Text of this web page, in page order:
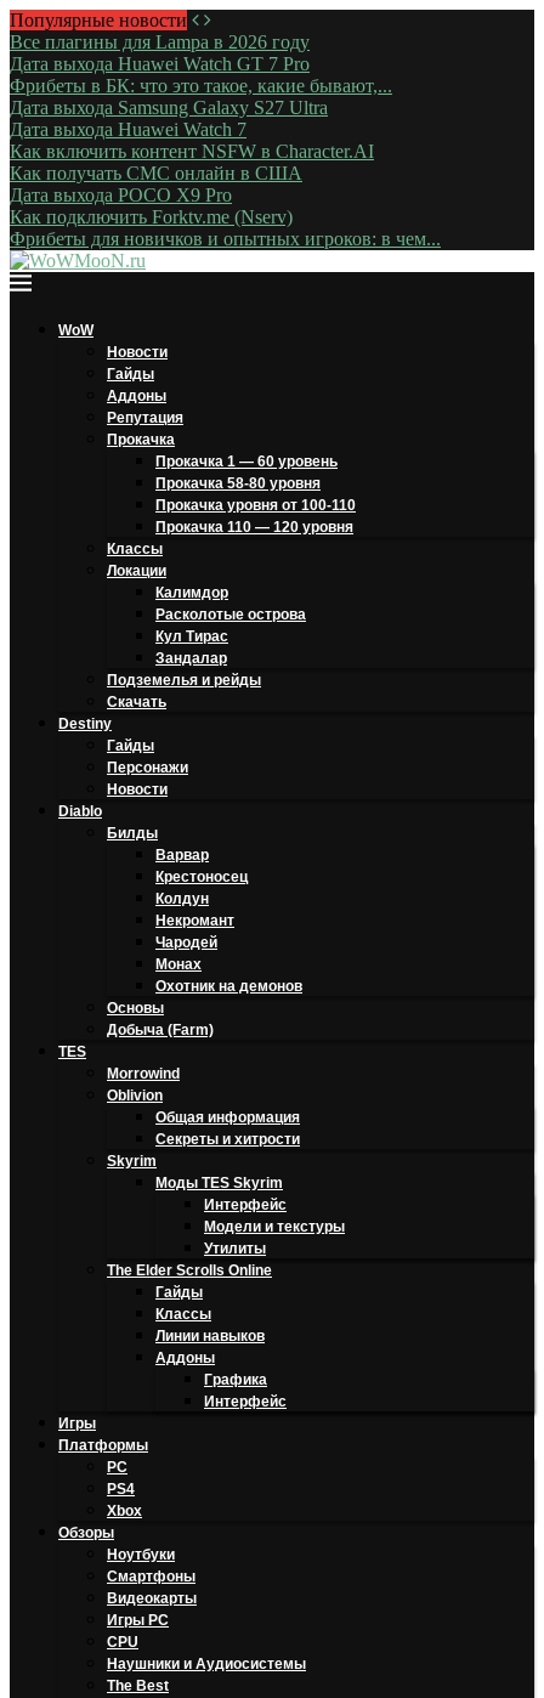
Популярные новости
Все плагины для Lampa в 2026 году
Дата выхода Huawei Watch GT 7 Pro
Фрибеты в БК: что это такое, какие бывают,...
Дата выхода Samsung Galaxy S27 Ultra
Дата выхода Huawei Watch 7
Как включить контент NSFW в Character.AI
Как получать СМС онлайн в США
Дата выхода POCO X9 Pro
Как подключить Forktv.me (Nserv)
Фрибеты для новичков и опытных игроков: в чем...
WoW
Новости
Гайды
Аддоны
Репутация
Прокачка
Прокачка 1 — 60 уровень
Прокачка 58-80 уровня
Прокачка уровня от 100-110
Прокачка 110 — 120 уровня
Классы
Локации
Калимдор
Расколотые острова
Кул Тирас
Зандалар
Подземелья и рейды
Скачать
Destiny
Гайды
Персонажи
Новости
Diablo
Билды
Варвар
Крестоносец
Колдун
Некромант
Чародей
Монах
Охотник на демонов
Основы
Добыча (Farm)
TES
Morrowind
Oblivion
Общая информация
Секреты и хитрости
Skyrim
Моды TES Skyrim
Интерфейс
Модели и текстуры
Утилиты
The Elder Scrolls Online
Гайды
Классы
Линии навыков
Аддоны
Графика
Интерфейс
Игры
Платформы
PC
PS4
Xbox
Обзоры
Ноутбуки
Смартфоны
Видеокарты
Игры PC
CPU
Наушники и Аудиосистемы
The Best